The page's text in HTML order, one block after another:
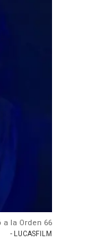
la Orden 66
- LUCASFILM